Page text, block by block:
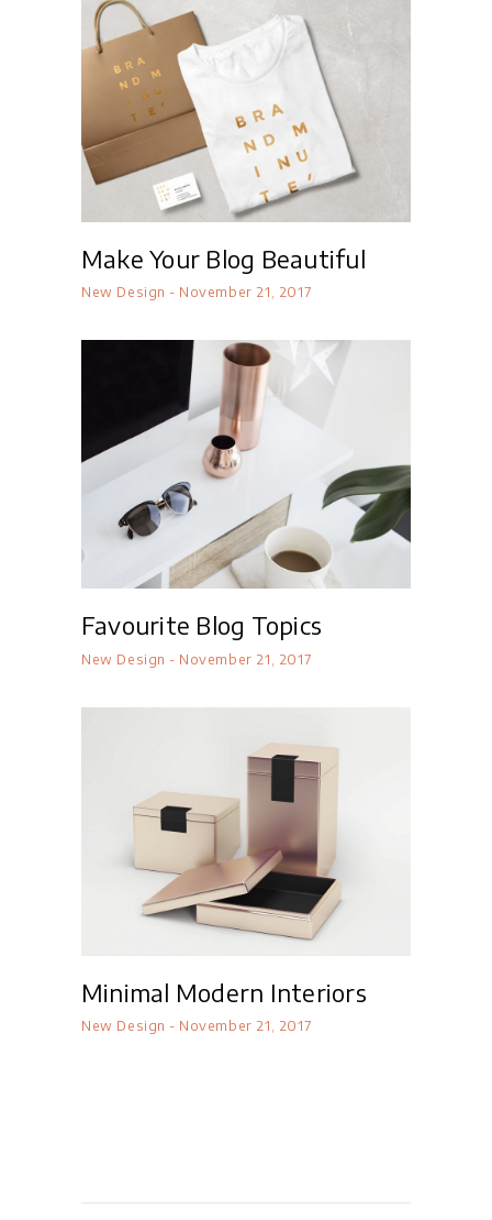
Make Your Blog Beautiful
New Design November 21, 2017
Favourite Blog Topics
New Design November 21, 2017
Minimal Modern Interiors
New Design November 21, 2017